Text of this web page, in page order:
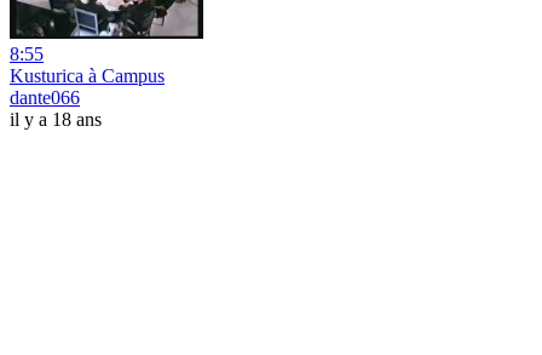
8:55
Kusturica à Campus
dante066
il y a 18 ans